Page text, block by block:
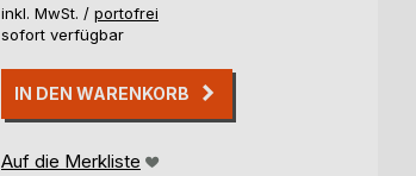
inkl. MwSt. / portofrei
sofort verfügbar
IN DEN WARENKORB
Auf die Merkliste